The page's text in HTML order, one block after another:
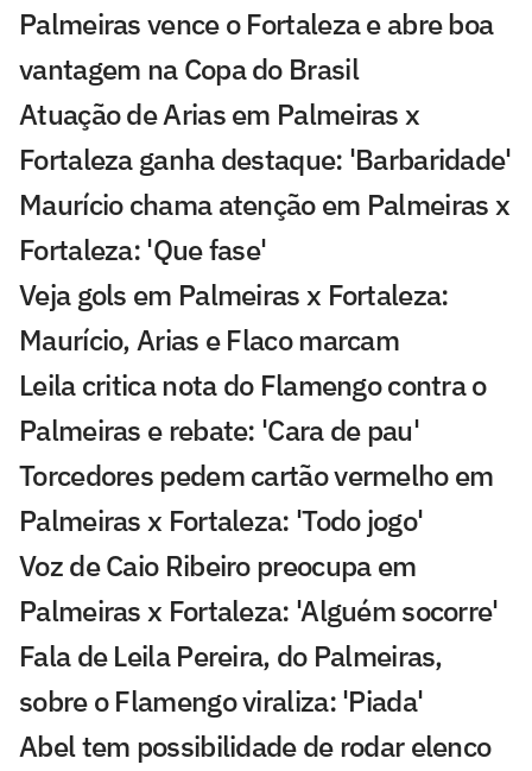
Palmeiras vence o Fortaleza e abre boa
vantagem na Copa do Brasil
Atuação de Arias em Palmeiras x
Fortaleza ganha destaque: 'Barbaridade'
Maurício chama atenção em Palmeiras x
Fortaleza: 'Que fase'
Veja gols em Palmeiras x Fortaleza:
Maurício, Arias e Flaco marcam
Leila critica nota do Flamengo contra o
Palmeiras e rebate: 'Cara de pau'
Torcedores pedem cartão vermelho em
Palmeiras x Fortaleza: 'Todo jogo'
Voz de Caio Ribeiro preocupa em
Palmeiras x Fortaleza: 'Alguém socorre'
Fala de Leila Pereira, do Palmeiras,
sobre o Flamengo viraliza: 'Piada'
Abel tem possibilidade de rodar elenco